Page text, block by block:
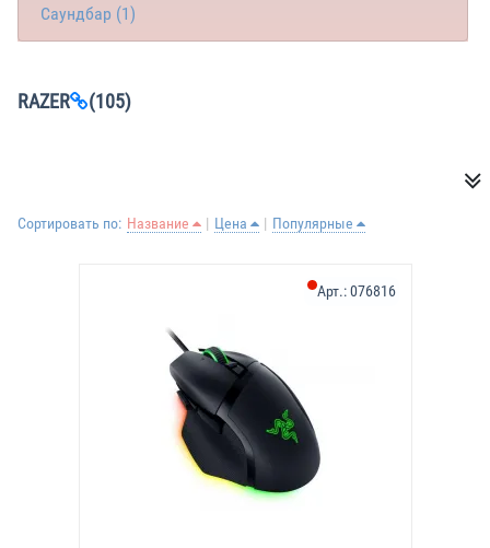
Саундбар (1)
RAZER (105)
Сортировать по: Название Цена Популярные
Арт.:076816